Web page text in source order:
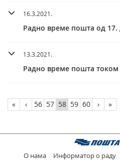
16.3.2021.
Радно време пошта од 17.
13.3.2021.
Радно време пошта током
« ‹ 56 57 58 59 60 › »
О нама Информатор о раду